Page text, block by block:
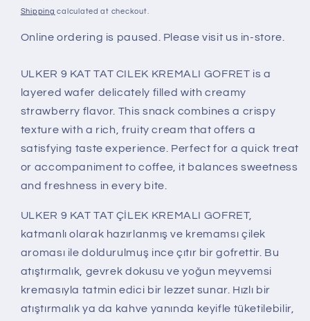
price
Shipping calculated at checkout.
Online ordering is paused. Please visit us in-store.
ULKER 9 KAT TAT CILEK KREMALI GOFRET is a
layered wafer delicately filled with creamy
strawberry flavor. This snack combines a crispy
texture with a rich, fruity cream that offers a
satisfying taste experience. Perfect for a quick treat
or accompaniment to coffee, it balances sweetness
and freshness in every bite.
ULKER 9 KAT TAT ÇİLEK KREMALI GOFRET,
katmanlı olarak hazırlanmış ve kremamsı çilek
aroması ile doldurulmuş ince çıtır bir gofrettir. Bu
atıştırmalık, gevrek dokusu ve yoğun meyvemsi
kremasıyla tatmin edici bir lezzet sunar. Hızlı bir
atıştırmalık ya da kahve yanında keyifle tüketilebilir,